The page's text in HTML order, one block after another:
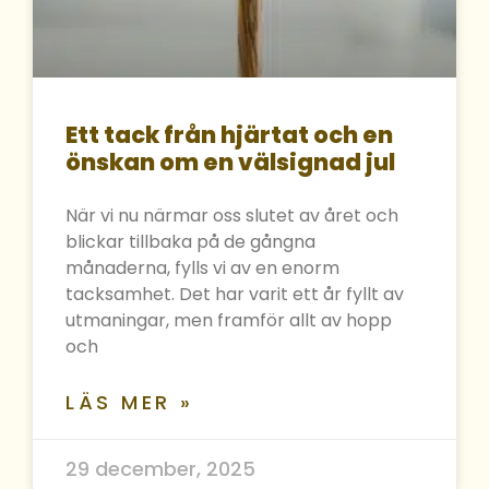
Ett tack från hjärtat och en
önskan om en välsignad jul
När vi nu närmar oss slutet av året och
blickar tillbaka på de gångna
månaderna, fylls vi av en enorm
tacksamhet. Det har varit ett år fyllt av
utmaningar, men framför allt av hopp
och
LÄS MER »
29 december, 2025